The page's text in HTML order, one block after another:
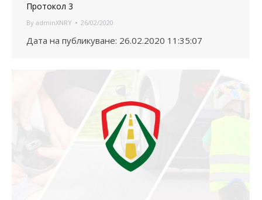
Протокол 3
By adminXNRY 26/02/2020
Дата на публикуване: 26.02.2020 11:35:07